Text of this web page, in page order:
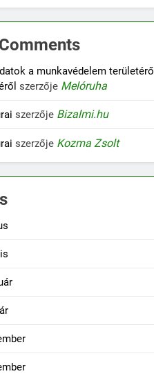
a munkavédelem területéről
szerzője Melóruha
szerzője Bizalmi.hu
szerzője Kozma Zsolt